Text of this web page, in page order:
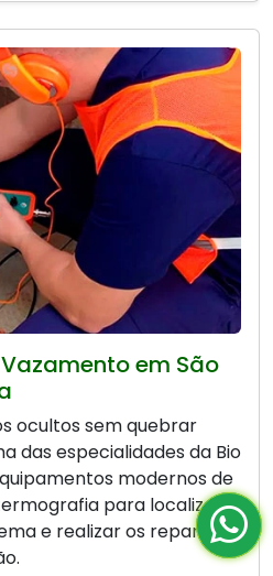
em São
ocultos sem quebrar
das especialidades da Bio
modernos de
para localizar o
e realizar os reparos